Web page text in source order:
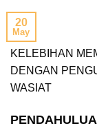
20
May
KELEBIHAN
DENGAN
WASIAT